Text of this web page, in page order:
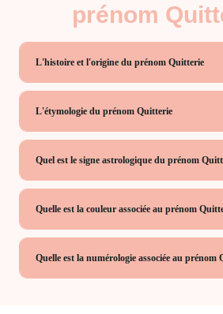
prénom
L'histoire et l'origine du prénom Quitterie
L'étymologie du prénom Quitterie
Quel est le signe astrologique du prénom
Quelle est la couleur associée au prénom
Quelle est la numérologie associée au prénom